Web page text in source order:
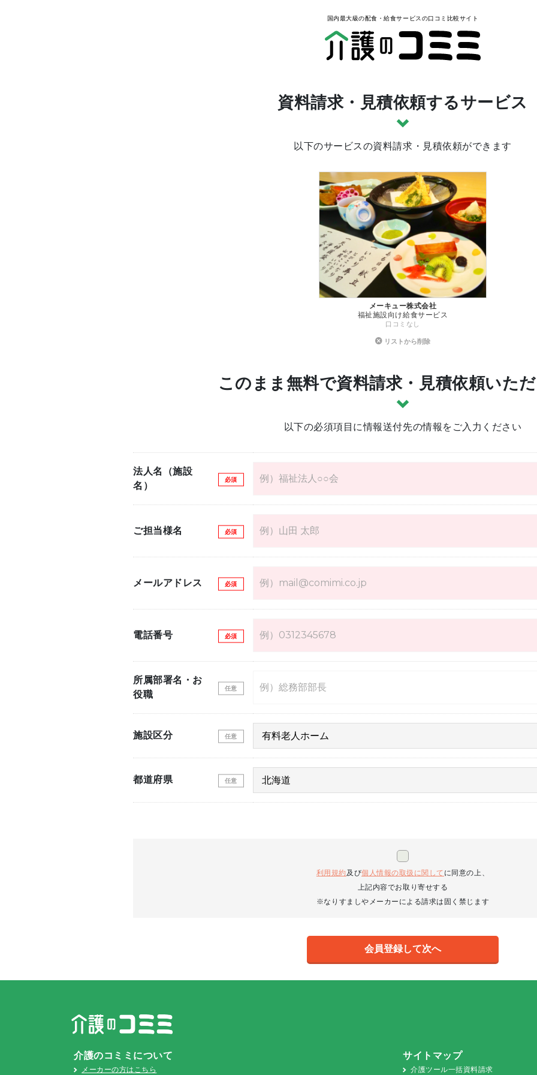
国内最大級の配食・給食サービスの口コミ比較サイト
資料請求・見積依頼するサービス
以下のサービスの資料請求・見積依頼ができます
メーキュー株式会社
福祉施設向け給食サービス
口コミなし
リストから削除
このまま無料で資料請求・見積依頼いた
以下の必須項目に情報送付先の情報をご入力ください
法人名（施設
名）
ご担当様名
メールアドレス
電話番号
所属部署名・お
役職
施設区分
都道府県
利用規約 及び個人情報の取扱に関して に同意の上、
上記内容でお取り寄せする
※なりすましやメーカーによる請求は固く禁じます
介護のコミミについて
メーカーの方はこちら
サイトマップ
介護ツール一括資料請求